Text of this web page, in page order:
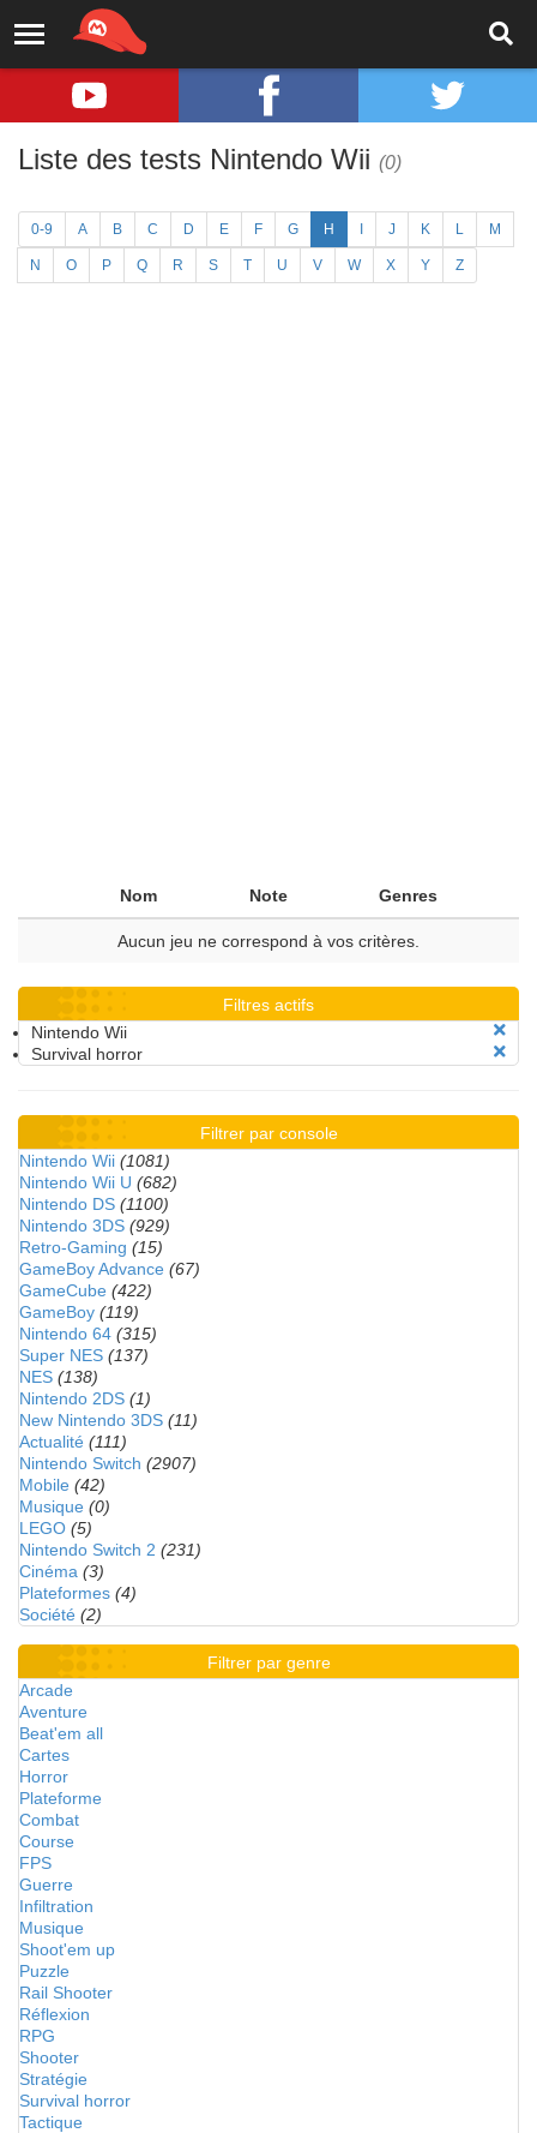
Liste des tests Nintendo Wii (0)
0-9 A B C D E F G H J K L M
N O P Q R S T U V W X Y Z
Nom Note Genres
Aucun jeu ne correspond à vos critères.
Filtres actifs
Nintendo Wii
Survival horror
Filtrer par console
Nintendo Wii (1081)
Nintendo Wii U (682)
Nintendo DS (1100)
Nintendo 3DS (929)
Retro-Gaming (15)
GameBoy Advance (67)
GameCube (422)
GameBoy (119)
Nintendo 64 (315)
Super NES (137)
NES (138)
Nintendo 2DS (1)
New Nintendo 3DS (11)
Actualité (111)
Nintendo Switch (2907)
Mobile (42)
Musique (0)
LEGO (5)
Nintendo Switch 2 (231)
Cinéma (3)
Plateformes (4)
Société (2)
Filtrer par genre
Arcade
Aventure
Beat'em all
Cartes
Horror
Plateforme
Combat
Course
FPS
Guerre
Infiltration
Musique
Shoot'em up
Puzzle
Rail Shooter
Réflexion
RPG
Shooter
Stratégie
Survival horror
Tactique